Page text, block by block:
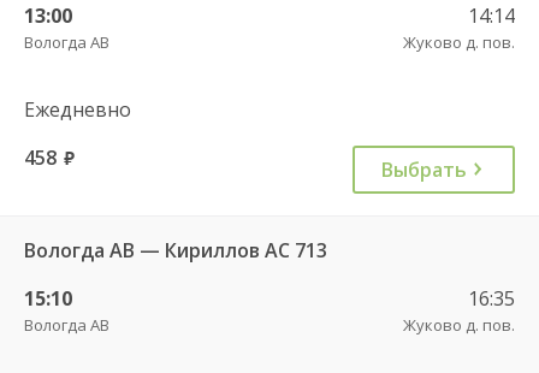
13:00
Вологда АВ
14:14
Жуково д. пов.
Ежедневно
458 руб. Выбрать
Вологда АВ — Кириллов АС 713
15:10
Вологда АВ
16:35
Жуково д. пов.